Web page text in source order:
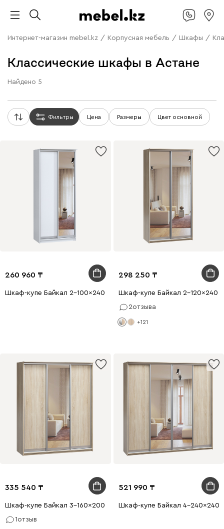
Интернет-магазин mebel.kz / Корпусная мебель / Шкафы /
Классические шкафы в Астане
Найдено 5
Фильтры Цена Размеры Цвет основной
260 960
Шкаф-купе Байкал 2-100x240 Белый с зеркалом
298 250
Шкаф-купе Байкал 2-120x240
2отзыва
+121
335 540
Шкаф-купе Байкал 3-160x200 Дуб Сонома 1 зеркало
1отзыв
521 990
Шкаф-купе Байкал 4-240x240